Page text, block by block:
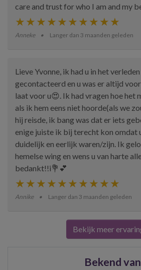
care and trust for who I am and my
Anneke Langer dan 3 maanden geleden
Lieve Yvonne, ik had u in het
gecontacteerd en u was er altijd
laat voor u😍. Ik had vragen hoe het
als ik hem eens niet hoorde(als we
hij reisde, ik bang was dat er iets
enige juiste ik bij terecht kon omdat
duidelijk en eerlijk waren/zijn. Ik
hemelse wing en wens u van harte
bedankt!!i💐💕
Annike Langer dan 3 maanden geleden
Bekijk meer
Bekend van